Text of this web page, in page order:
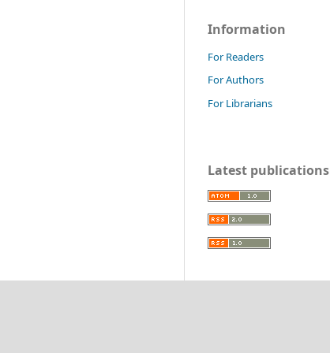
Information
For Readers
For Authors
For Librarians
Latest publications